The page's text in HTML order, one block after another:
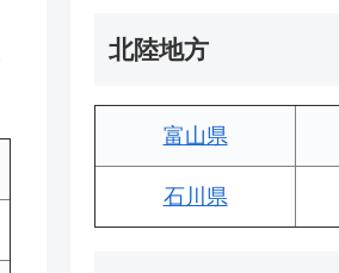
北陸地方
富山県
石川県